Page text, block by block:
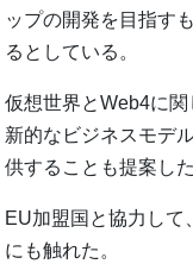
ップの開発を目指す
るとしている。
仮想世界とWeb4に
新的なビジネスモデ
供することも提案した
EU加盟国と協力して
にも触れた。